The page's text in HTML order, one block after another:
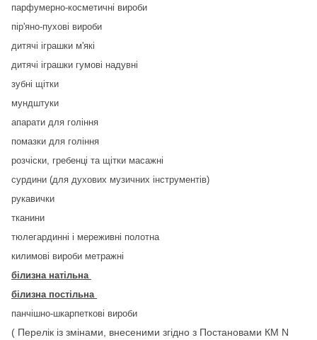
парфумерно-косметичні вироби
пір'яно-пухові вироби
дитячі іграшки м'які
дитячі іграшки гумові надувні
зубні щітки
мундштуки
апарати для гоління
помазки для гоління
розчіски, гребенці та щітки масажні
сурдини (для духових музичних інструментів)
рукавички
тканини
тюлегардинні і мереживні полотна
килимові вироби метражні
білизна натільна
білизна постільна
панчішно-шкарпеткові вироби
( Перелік із змінами, внесеними згідно з Постановами КМ N